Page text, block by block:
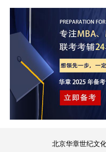
北京华章世纪文